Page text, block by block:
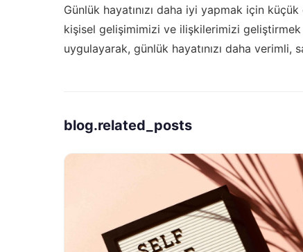
Günlük hayatınızı daha iyi yapmak için
kişisel gelişimimizi ve ilişkilerimizi geliştirmek
uygulayarak, günlük hayatınızı daha verimli,
blog.related_posts